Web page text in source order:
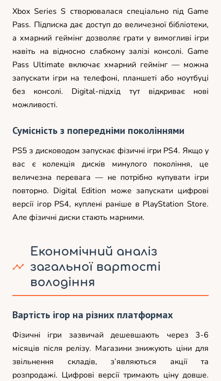
Xbox Series S створювалася спеціально під Game
Pass. Підписка дає доступ до величезної бібліотеки,
а хмарний геймінг дозволяє грати у вимогливі ігри
навіть на відносно слабкому залізі консолі. Game
Pass Ultimate включає хмарний геймінг — можна
запускати ігри на телефоні, планшеті або ноутбуці
без консолі. Digital-підхід тут відкриває нові
можливості.
Сумісність з попередніми поколіннями
PS5 з дисководом запускає фізичні ігри PS4. Якщо у
вас є колекція дисків минулого покоління, це
величезна перевага — не потрібно купувати ігри
повторно. Digital Edition може запускати цифрові
версії ігор PS4, куплені раніше в PlayStation Store.
Але фізичні диски стають марними.
Економічний аналіз
загальної вартості
володіння
Вартість ігор на різних платформах
Фізичні ігри зазвичай дешевшають через 3-6
місяців після релізу. Магазини знижують ціни для
звільнення складів, з’являються акції та
розпродажі. Цифрові версії тримають ціну довше.